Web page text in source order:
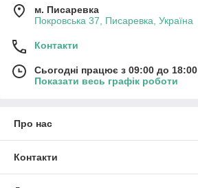
м. Писаревка
Покровська 37, Писаревка, Україна
Контакти
Сьогодні працює з 09:00 до 18:00
Показати весь графік роботи
Про нас
Контакти